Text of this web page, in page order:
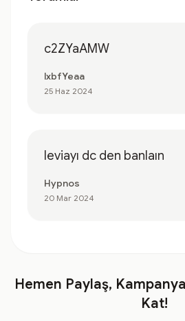
c2ZYaAMW
lxbfYeaa
25 Haz 2024
leviayı dc den banlaın
Hypnos
20 Mar 2024
Hemen Paylaş,
Kat!